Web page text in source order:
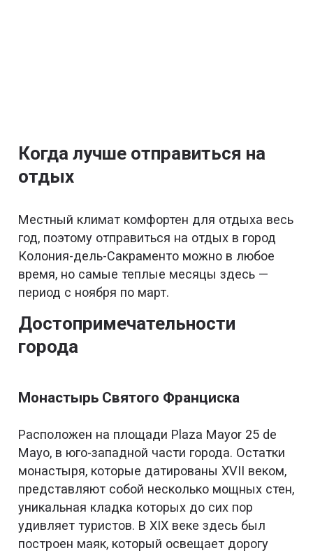
Когда лучше отправиться на
отдых
Местный климат комфортен для отдыха весь
год, поэтому отправиться на отдых в город
Колония-дель-Сакраменто можно в любое
время, но самые теплые месяцы здесь —
период с ноября по март.
Достопримечательности
города
Монастырь Святого Франциска
Расположен на площади Plaza Mayor 25 de
Mayo, в юго-западной части города. Остатки
монастыря, которые датированы XVII веком,
представляют собой несколько мощных стен,
уникальная кладка которых до сих пор
удивляет туристов. В XIX веке здесь был
построен маяк, который освещает дорогу